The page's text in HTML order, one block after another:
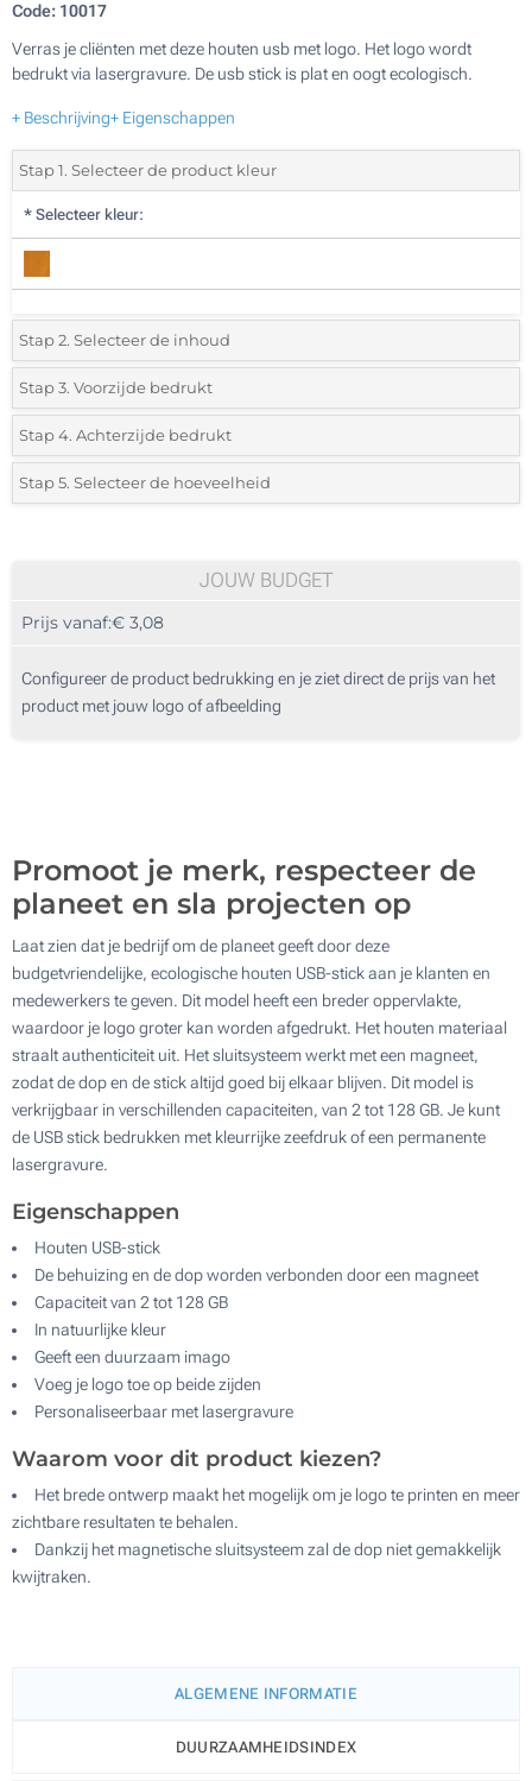
Code: 10017
Verras je cliënten met deze houten usb met logo. Het logo wordt
bedrukt via lasergravure. De usb stick is plat en oogt ecologisch.
+ Beschrijving+ Eigenschappen
Stap 1. Selecteer de product kleur
* Selecteer kleur:
Stap 2. Selecteer de inhoud
2 GB
4 GB
8 GB
64 GB
Stap 3. Voorzijde bedrukt
*Selecteer de bedrukkingstechniek en het aantal kleuren voor jouw
logo:
Zeefdruk in 1 Kleur
Zeefdruk 3 Kleuren
Zeefdruk 4 Kleuren
Stap 4. Achterzijde bedrukt
*Selecteer de bedrukkingstechniek en het aantal kleuren voor jouw
logo:
Zeefdruk 4 Kleuren
Zonder opdruk
Stap 5. Selecteer de hoeveelheid
200
1000
JOUW BUDGET
Prijs vanaf:€ 3,08
Configureer de product bedrukking en je ziet direct de prijs van het
product met jouw logo of afbeelding
Promoot je merk, respecteer de
planeet en sla projecten op
Laat zien dat je bedrijf om de planeet geeft door deze
budgetvriendelijke, ecologische houten USB-stick aan je klanten en
medewerkers te geven. Dit model heeft een breder oppervlakte,
waardoor je logo groter kan worden afgedrukt. Het houten materiaal
straalt authenticiteit uit. Het sluitsysteem werkt met een magneet,
zodat de dop en de stick altijd goed bij elkaar blijven. Dit model is
verkrijgbaar in verschillenden capaciteiten, van 2 tot 128 GB. Je kunt
de USB stick bedrukken met kleurrijke zeefdruk of een permanente
lasergravure.
Eigenschappen
Houten USB-stick
De behuizing en de dop worden verbonden door een magneet
Capaciteit van 2 tot 128 GB
In natuurlijke kleur
Geeft een duurzaam imago
Voeg je logo toe op beide zijden
Personaliseerbaar met lasergravure
Waarom voor dit product kiezen?
Het brede ontwerp maakt het mogelijk om je logo te printen en meer
zichtbare resultaten te behalen.
Dankzij het magnetische sluitsysteem zal de dop niet gemakkelijk
kwijtraken.
ALGEMENE INFORMATIE
DUURZAAMHEIDSINDEX